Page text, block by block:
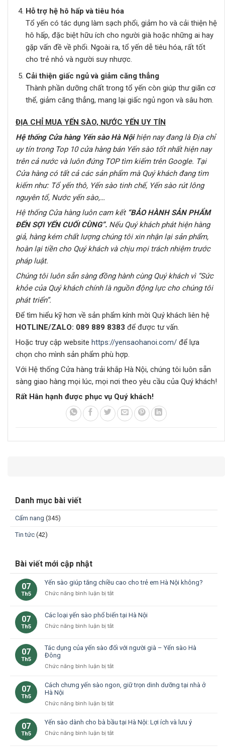
Hỗ trợ hệ hô hấp và tiêu hóa
Tổ yến có tác dụng làm sạch phổi, giảm ho và cải thiện hệ
hô hấp, đặc biệt hữu ích cho người già hoặc những ai hay
gặp vấn đề về phổi. Ngoài ra, tổ yến dễ tiêu hóa, rất tốt
cho trẻ nhỏ và người suy nhược.
Cải thiện giấc ngủ và giảm căng thẳng
Thành phần dưỡng chất trong tổ yến còn giúp thư giãn cơ
thể, giảm căng thẳng, mang lại giấc ngủ ngon và sâu hơn.
ĐỊA CHỈ MUA YẾN SÀO, NƯỚC YẾN UY TÍN
Hệ thống Cửa hàng Yến sào Hà Nộihiện nay đang là Địa chỉ
uy tín trong Top 10 cửa hàng bán Yến sào tốt nhất hiện nay
trên cả nướcvà luôn đứng TOP tìm kiếm trên Google. Tại
Cửa hàng có tất cả các sản phẩm mà Quý khách đang tìm
kiếm như: Tổ yến thô, Yến sào tinh chế, Yến sào rút lông
nguyên tổ, Nước yến sào,…
Hệ thống Cửa hàng luôn cam kết “BẢO HÀNH SẢN PHẨM
ĐẾN SỢI YẾN CUỐI CÙNG”. Nếu Quý khách phát hiện hàng
giả, hàng kém chất lượng chúng tôi xin nhận lại sản phẩm,
hoàn lại tiền cho Quý khách và chịu mọi trách nhiệm trước
pháp luật.
Chúng tôi luôn sẵn sàng đồng hành cùng Quý khách vì “Sức
khỏe của Quý khách chính là nguồn động lực cho chúng tôi
phát triển”.
Để tìm hiểu kỹ hơn về sản phẩm kính mời Quý khách liên hệ
HOTLINE/ZALO: 089 889 8383 để được tư vấn.
Hoặc truy cập website https://yensaohanoi.com/ để lựa
chọn cho mình sản phẩm phù hợp.
Với Hệ thống Cửa hàng trải khắp Hà Nội, chúng tôi luôn sẵn
sàng giao hàng mọi lúc, mọi nơi theo yêu cầu của Quý khách!
Rất Hân hạnh được phục vụ Quý khách!
Danh mục bài viết
Cẩm nang (345)
Tin tức (42)
Bài viết mới cập nhật
07
Th5
Yến sào giúp tăng chiều cao cho trẻ em Hà Nội không?
Chức năng bình luận bị tắtở
giúp
tăng
cao
em
Nội
07
Th5
Các loại yến sào phổ biến tại Hà Nội
Chức năng bình luận bị tắtở
yến
phổ
tại
Nội
07
Th5
Tác dụng của yến sào đối với người già – Yến sào Hà
Đông
Chức năng bình luận bị tắtở
dụng
với
người
07
Th5
Cách chưng yến sào ngon, giữ trọn dinh dưỡng tại nhà ở
Hà Nội
Chức năng bình luận bị tắtở
chưng
sào
07
Th5
Yến sào dành cho bà bầu tại Hà Nội: Lợi ích và lưu ý
Chức năng bình luận bị tắtở